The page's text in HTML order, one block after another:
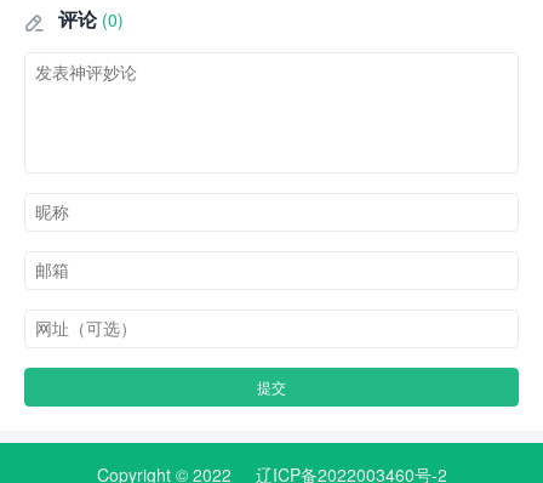
 评论 (0)
Copyright © 2022 辽ICP备2022003460号-2